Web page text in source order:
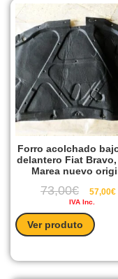
Forro acolchado
delantero Fiat
Marea nuevo
73,00€ 57,00€
IVA Inc.
Ver produto